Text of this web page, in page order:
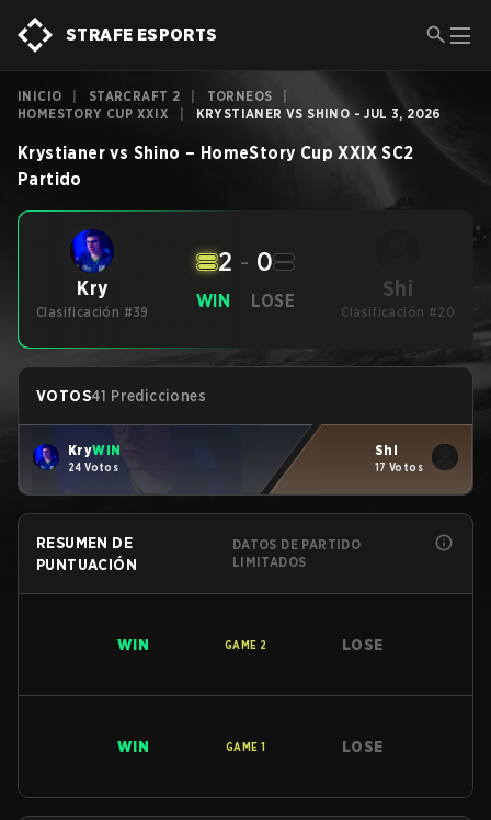
STRAFE ESPORTS
INICIO STARCRAFT 2 TORNEOS
HOMESTORY CUP XXIX
KRYSTIANER VS SHINO - JUL 3, 2026
Krystianer vs Shino – HomeStory Cup XXIX SC2
Partido
Kry
Clasificación #39
WIN
2 - 0
LOSE Shi
Clasificación #20
VOTOS41 Predicciones
KryWIN
24 Votos
Shi
17 Votos
RESUMEN DE
PUNTUACIÓN
DATOS DE PARTIDO
LIMITADOS
WIN GAME 2 LOSE
WIN GAME 1 LOSE